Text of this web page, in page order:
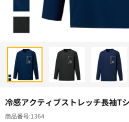
冷感アクティブストレッチ長袖T
商品番号 1364